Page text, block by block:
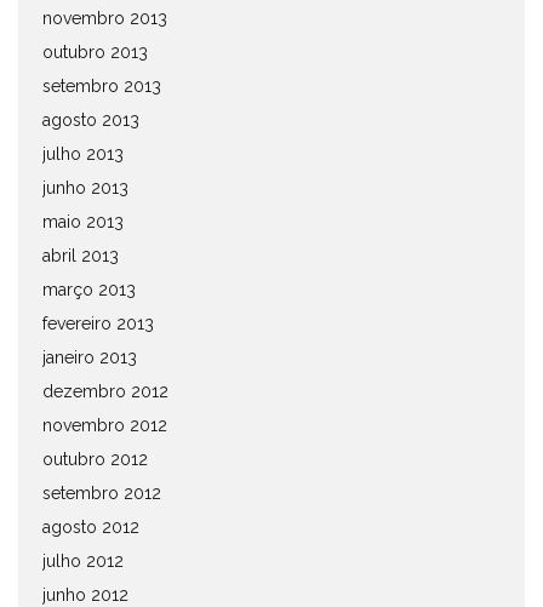
novembro 2013
outubro 2013
setembro 2013
agosto 2013
julho 2013
junho 2013
maio 2013
abril 2013
março 2013
fevereiro 2013
janeiro 2013
dezembro 2012
novembro 2012
outubro 2012
setembro 2012
agosto 2012
julho 2012
junho 2012